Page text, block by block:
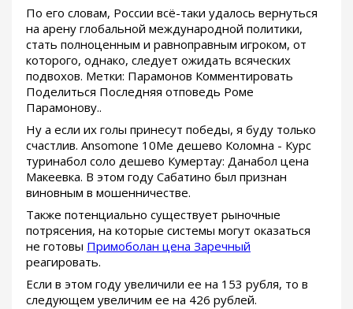
По его словам, России всё-таки удалось вернуться
на арену глобальной международной политики,
стать полноценным и равноправным игроком, от
которого, однако, следует ожидать всяческих
подвохов. Метки: Парамонов Комментировать
Поделиться Последняя отповедь Роме
Парамонову..
Ну а если их голы принесут победы, я буду только
счастлив. Ansomone 10Me дешево Коломна - Курс
туринабол соло дешево Кумертау: Данабол цена
Макеевка. В этом году Сабатино был признан
виновным в мошенничестве.
Также потенциально существует рыночные
потрясения, на которые системы могут оказаться
не готовы Примоболан цена Заречный
реагировать.
Если в этом году увеличили ее на 153 рубля, то в
следующем увеличим ее на 426 рублей.